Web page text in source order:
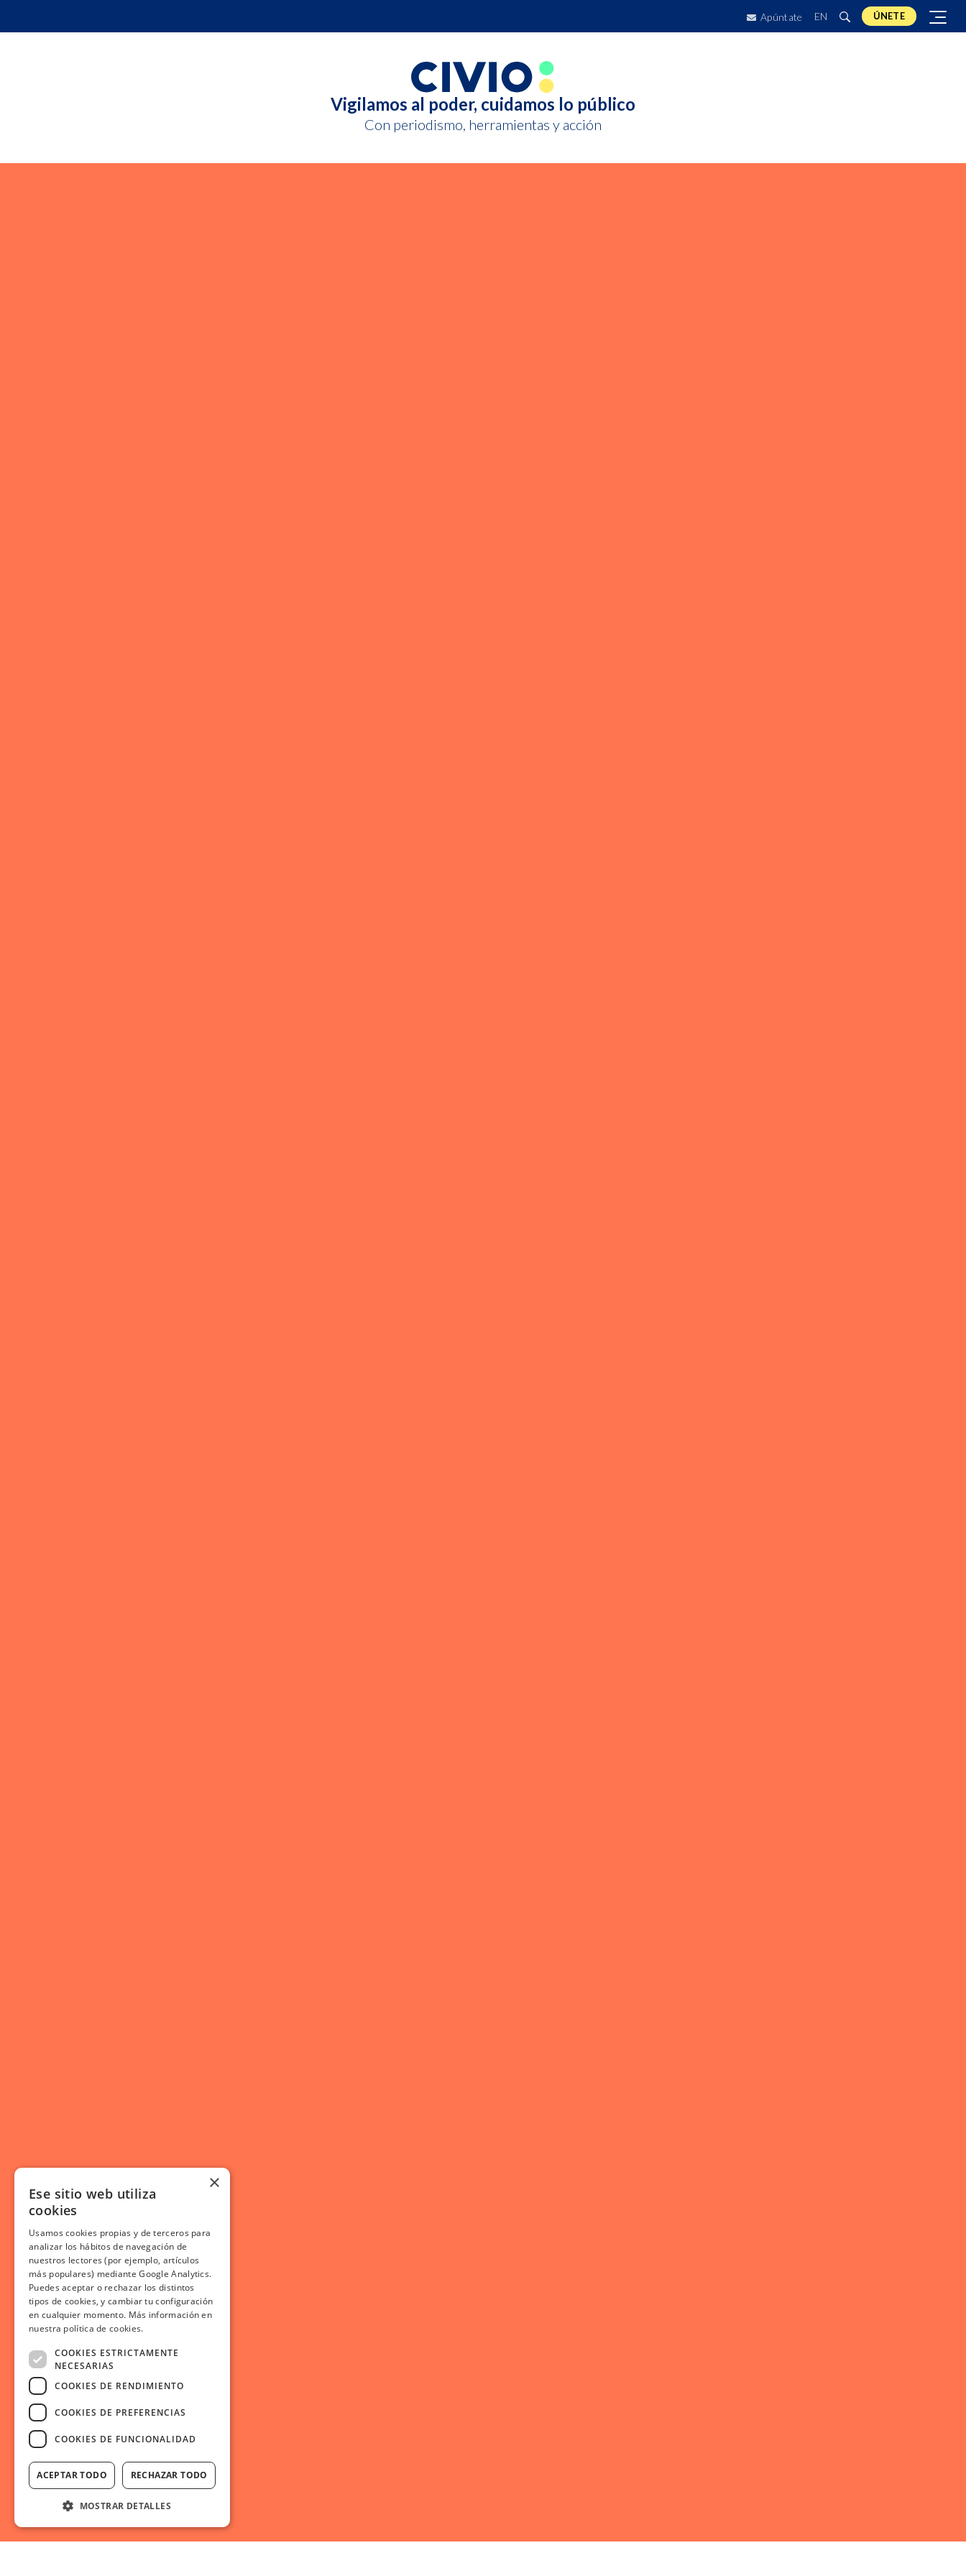
Apúntate EN ÚNETE
Vigilamos al poder, cuidamos lo público
Con periodismo, herramientas y acción
×
Ese sitio web utiliza
cookies
Usamos cookies propias y de terceros para
analizar los hábitos de navegación de
nuestros lectores (por ejemplo, artículos
más populares) mediante Google Analytics.
Puedes aceptar o rechazar los distintos
tipos de cookies, y cambiar tu configuración
en cualquier momento. Más información en
nuestra política de cookies.
COOKIES ESTRICTAMENTE
NECESARIAS
COOKIES DE RENDIMIENTO
COOKIES DE PREFERENCIAS
COOKIES DE FUNCIONALIDAD
ACEPTAR TODO RECHAZAR TODO
MOSTRAR DETALLES